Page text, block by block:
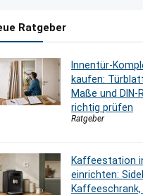
Ratgeber
Innentür-
kaufen:
Maße und DIN-
richtig prüfen
Ratgeber
Kaffeestation
einrichten:
Kaffeeschrank,